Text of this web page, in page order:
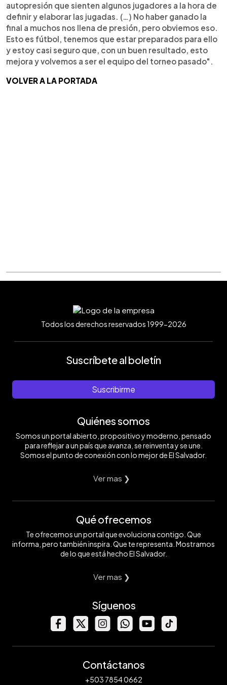
autopresión que sienten algunos jugadores a la hora de
definir y elaborar las jugadas. (…) No haber ganado la
final a muchos nos llena de presión, pero obviemos eso.
Esto es fútbol, tenemos que estar preparados para ello
y estoy casi seguro que, con un buen resultado, esto
mejora y volvemos a ser el equipo del torneo pasado".
VOLVER A LA PORTADA
Todos los derechos reservados 1999-2026
Suscríbete al boletín
Suscribirme
Quiénes somos
Somos un portal abierto, propositivo y moderno, pensado
para reflejar a un país que avanza, se reinventa y se une.
Somos el punto de conexión con lo mejor de El Salvador.
Ver mas ❯
Qué ofrecemos
Te ofrecemos un portal que evoluciona contigo. Que
informa, pero también inspira. Que te representa. Mostramos
de lo que está hecho El Salvador.
Ver mas ❯
Síguenos
Contáctanos
+503 7854 0662